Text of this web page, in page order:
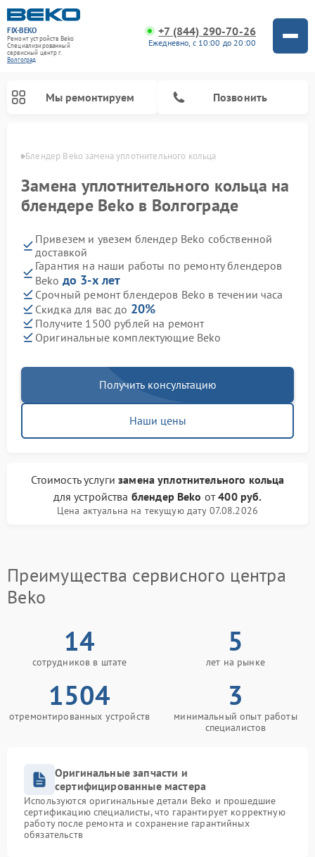
FIX-BEKO
Ремонт устройств Beko
Специализированный
cервисный центр г.
Волгоград
+7 (844) 290-70-26
Ежедневно, с 10:00 до 20:00
Мы ремонтируем Позвонить
Блендер Beko замена уплотнительного кольца
Замена уплотнительного кольца на
блендере Beko в Волгограде
Привезем и увезем блендер Beko собственной
доставкой
Гарантия на наши работы по ремонту блендеров
Beko до 3-х лет
Срочный ремонт блендеров Beko в течении часа
Скидка для вас до 20%
Получите 1500 рублей на ремонт
Оригинальные комплектующие Beko
Получить консультацию
Наши цены
Стоимость услугизамена уплотнительного кольца
для устройства блендер Beko от400 руб.
Цена актуальна на текущую дату 07.08.2026
Преимущества сервисного центра
Beko
14
сотрудников в штате
5
лет на рынке
1504
отремонтированных устройств
3
минимальный опыт работы
специалистов
Оригинальные запчасти и
сертифицированные мастера
Используются оригинальные детали Beko и прошедшие
сертификацию специалисты, что гарантирует корректную
работу после ремонта и сохранение гарантийных
обязательств